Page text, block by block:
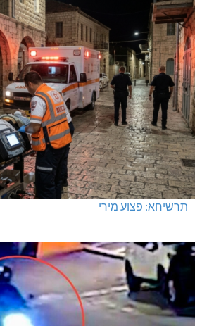
בדיקות פוליגרף – מתי כדאי לבדוק את
בהשערות?